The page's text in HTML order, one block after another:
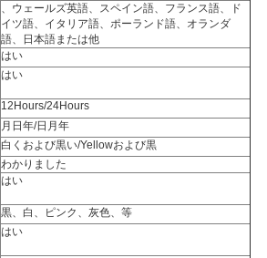
、ウェールズ英語、スペイン語、フランス語、ド
イツ語、イタリア語、ポーランド語、オランダ
語、日本語または他
はい
はい
12Hours/24Hours
月日年/日月年
白くおよび黒い/Yellowおよび黒
わかりました
はい
黒、白、ピンク、灰色、等
はい